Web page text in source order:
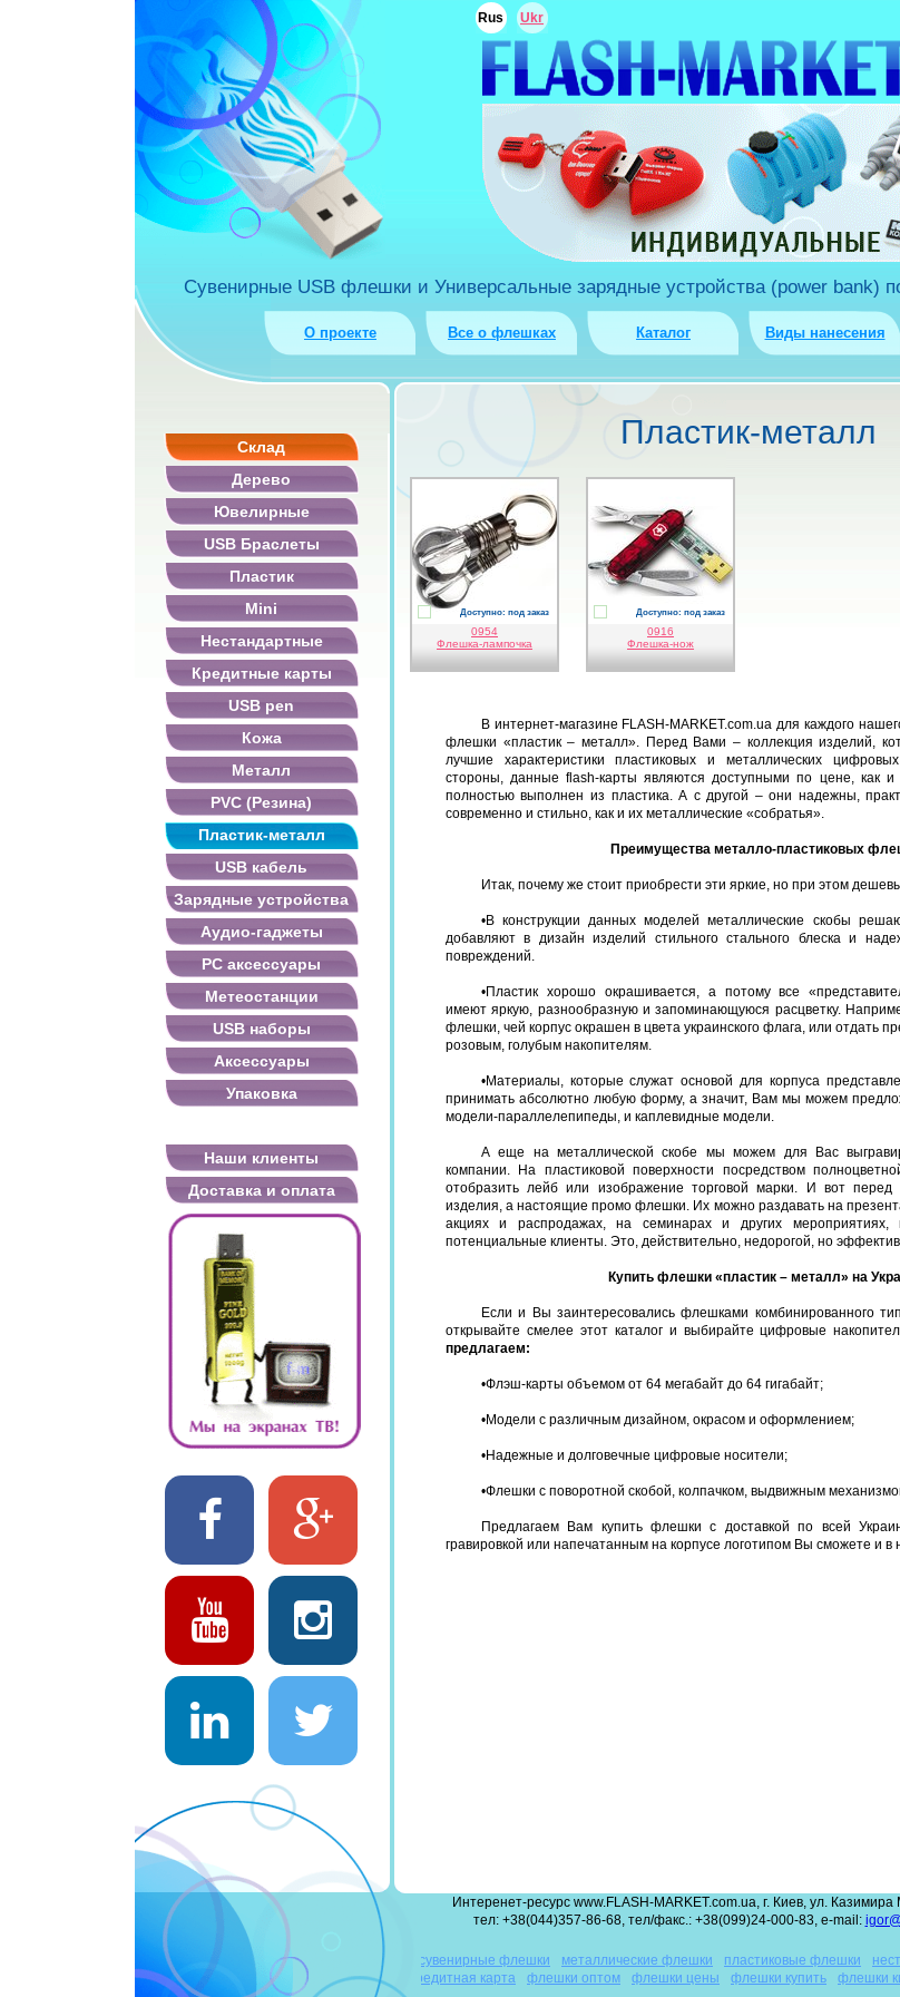
Сувенирные USB флешки и Универсальные зарядные устройства (power bank)
О проекте Все о флешках Каталог Виды нанесения
Rus Ukr
Пластик-металл
0954
Флешка-лампочка
прозрачный
Доступно: под заказ
0916
Флешка-нож
прозрачный
Доступно: под заказ
В интернет-магазине FLASH-MARKET.com.ua для каждого
флешки «пластик – металл». Перед Вами – коллекция изделий,
лучшие характеристики пластиковых и металлических
стороны, данные flash-карты являются доступными по цене, как и
полностью выполнен из пластика. А с другой – они надежны,
современно и стильно, как и их металлические «собратья».
Преимущества металло-пластиковых
Итак, почему же стоит приобрести эти яркие, но при этом
•В конструкции данных моделей металлические скобы
добавляют в дизайн изделий стильного стального блеска и
повреждений.
•Пластик хорошо окрашивается, а потому все
имеют яркую, разнообразную и запоминающуюся расцветку.
флешки, чей корпус окрашен в цвета украинского флага, или отдать
розовым, голубым накопителям.
•Материалы, которые служат основой для корпуса
принимать абсолютно любую форму, а значит, Вам мы можем
модели-параллелепипеды, и каплевидные модели.
А еще на металлической скобе мы можем для Вас
компании. На пластиковой поверхности посредством
отобразить лейб или изображение торговой марки. И вот
изделия, а настоящие промо флешки. Их можно раздавать на
акциях и распродажах, на семинарах и других мероприятиях,
потенциальные клиенты. Это, действительно, недорогой, но
Купить флешки «пластик – металл» на
Если и Вы заинтересовались флешками комбинированного
открывайте смелее этот каталог и выбирайте цифровые
предлагаем:
•Флэш-карты объемом от 64 мегабайт до 64 гигабайт;
•Модели с различным дизайном, окрасом и оформлением;
•Надежные и долговечные цифровые носители;
•Флешки с поворотной скобой, колпачком, выдвижным
Предлагаем Вам купить флешки с доставкой по всей
гравировкой или напечатанным на корпусе логотипом Вы сможете и
Склад
Дерево
Ювелирные
USB Браслеты
Пластик
Mini
Нестандартные
Кредитные карты
USB pen
Кожа
Металл
PVC (Резина)
Пластик-металл
USB кабель
Зарядные устройства
Аудио-гаджеты
PC аксессуары
Метеостанции
USB наборы
Аксессуары
Упаковка
Наши клиенты
Доставка и оплата
Интеренет-ресурс www.FLASH-MARKET.com.ua, г. Киев, ул.
тел: +38(044)357-86-68, тел/факс.: +38(099)24-000-83, e-mail:
деревянные флешки сувенирные флешки металлические флешки пластиковые флешки
флешки
повербанк оптом флешка-кредитная карта флешки оптом флешки цены флешки купить флешки